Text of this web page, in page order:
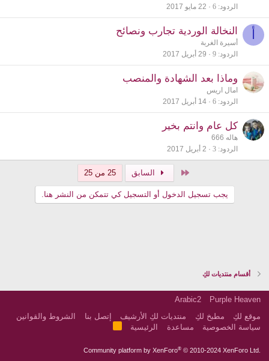
الردود 6 22 مايو 2017
أ النخالة الوردية تجارب ونصائح
أسيرة الغربة
الردود 9 29 أبريل 2017
وماذا بعد الشهادة والمنصب
امال اريس
الردود 6 14 أبريل 2017
كل عام وانتم بخير
هاله 666
الردود 3 2 أبريل 2017
السابق 25 من 25
يجب تسجيل الدخول أو التسجيل كي تتمكن من النشر هنا.
أقسام منتديات لكِ
Purple Heaven
Arabic2
موقع لكِ
مطبخ لكِ منتديات لكِ الأرشيف إتصل بنا
الشروط والقوانين
سياسة الخصوصية
مساعدة الرئيسية
Community platform by XenForo® © 2010-2024 XenForo Ltd.